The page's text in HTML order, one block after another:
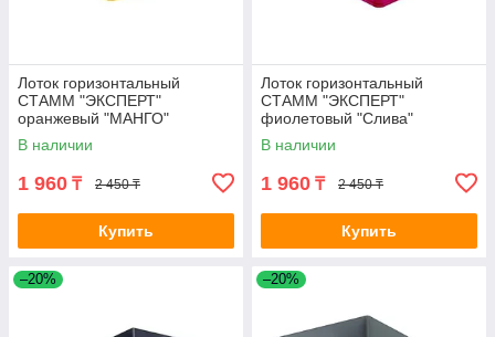
Лоток горизонтальный
СТАММ "ЭКСПЕРТ"
оранжевый "МАНГО"
В наличии
1 960 ₸ 2 450 ₸
Купить
Лоток горизонтальный
СТАММ "ЭКСПЕРТ"
фиолетовый "Слива"
В наличии
1 960 ₸ 2 450 ₸
Купить
–20% –20%